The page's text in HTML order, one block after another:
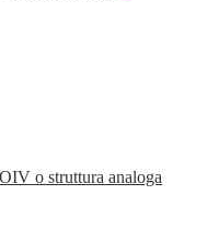
o struttura analoga